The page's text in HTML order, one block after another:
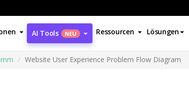
AI Tools NEU Ressourcen Lösungen
Website User Experience Problem Flow Diagram